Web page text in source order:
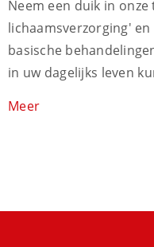
Neem een duik in
lichaamsverzorging'
basische
in uw dagelijks leven
Meer